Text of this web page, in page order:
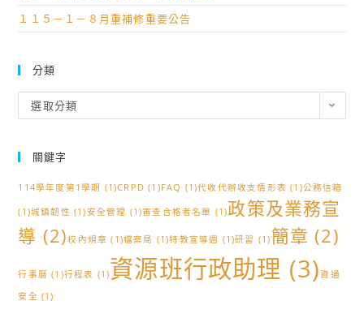
１１５－１－８月重補修重要公告
分類
選取分類
關鍵字
114學年度第1學期 (1)CRPD (1)FAQ (1)代收代辦收支情形表 (1)公務信箱
(1)城鎮韌性 (1)安全管理 (1)審查合格者名單 (1)政策及業務宣
導 (2)校內規章 (1)檔案局 (1)特教宣導週 (1)研習 (1) 簡章 (2)
行事曆 (1)行程表 (1)資源班行政助理 (3)資通
安全 (1)